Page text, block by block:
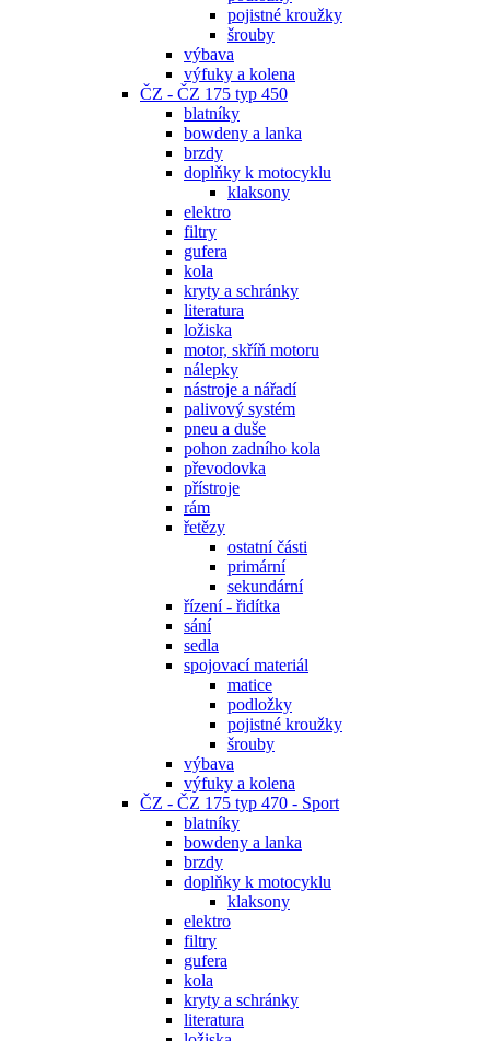
pojistné kroužky
šrouby
výbava
výfuky a kolena
ČZ - ČZ 175 typ 450
blatníky
bowdeny a lanka
brzdy
doplňky k motocyklu
klaksony
elektro
filtry
gufera
kola
kryty a schránky
literatura
ložiska
motor, skříň motoru
nálepky
nástroje a nářadí
palivový systém
pneu a duše
pohon zadního kola
převodovka
přístroje
rám
řetězy
ostatní části
primární
sekundární
řízení - řidítka
sání
sedla
spojovací materiál
matice
podložky
pojistné kroužky
šrouby
výbava
výfuky a kolena
ČZ - ČZ 175 typ 470 - Sport
blatníky
bowdeny a lanka
brzdy
doplňky k motocyklu
klaksony
elektro
filtry
gufera
kola
kryty a schránky
literatura